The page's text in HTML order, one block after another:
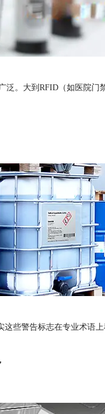
。大到RFID（如医院
些警告标志在专业术语
，